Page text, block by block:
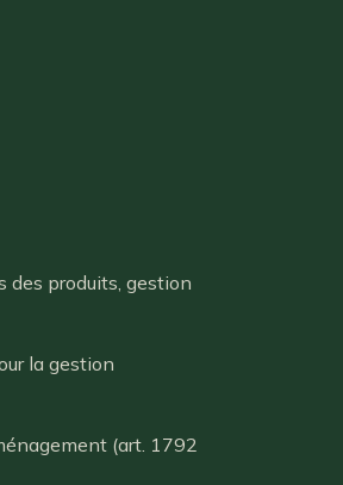
produits, gestion
la gestion
(art. 1792